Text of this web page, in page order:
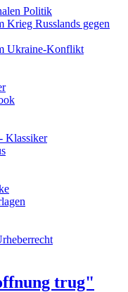
Politik
Krieg Russlands gegen
Ukraine-Konflikt
Klassiker
trug"